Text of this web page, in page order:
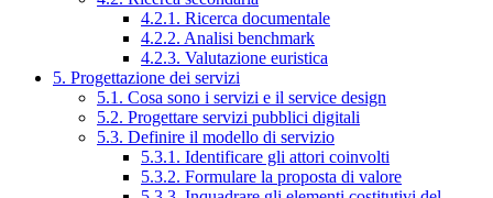
4.2.1. Ricerca documentale
4.2.2. Analisi benchmark
4.2.3. Valutazione euristica
5. Progettazione dei servizi
5.1. Cosa sono i servizi e il service design
5.2. Progettare servizi pubblici digitali
5.3. Definire il modello di servizio
5.3.1. Identificare gli attori coinvolti
5.3.2. Formulare la proposta di valore